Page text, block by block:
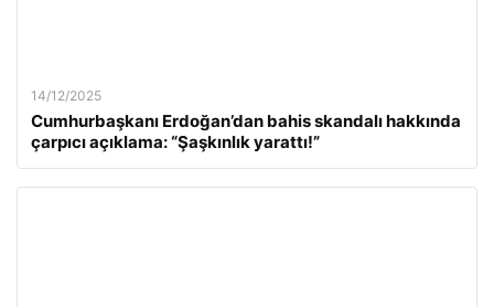
14/12/2025
Cumhurbaşkanı Erdoğan’dan bahis skandalı hakkında
çarpıcı açıklama: “Şaşkınlık yarattı!”